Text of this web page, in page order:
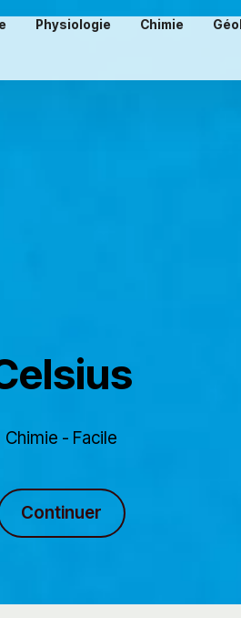
Physiologie Chimie
Chimie - Facile
Continuer